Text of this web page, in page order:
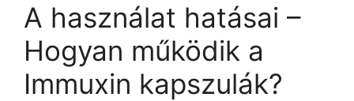
A használat hatásai –
Hogyan működik a
Immuxin kapszulák?